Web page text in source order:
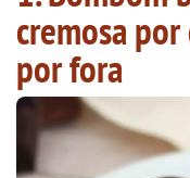
cremosa
por fora